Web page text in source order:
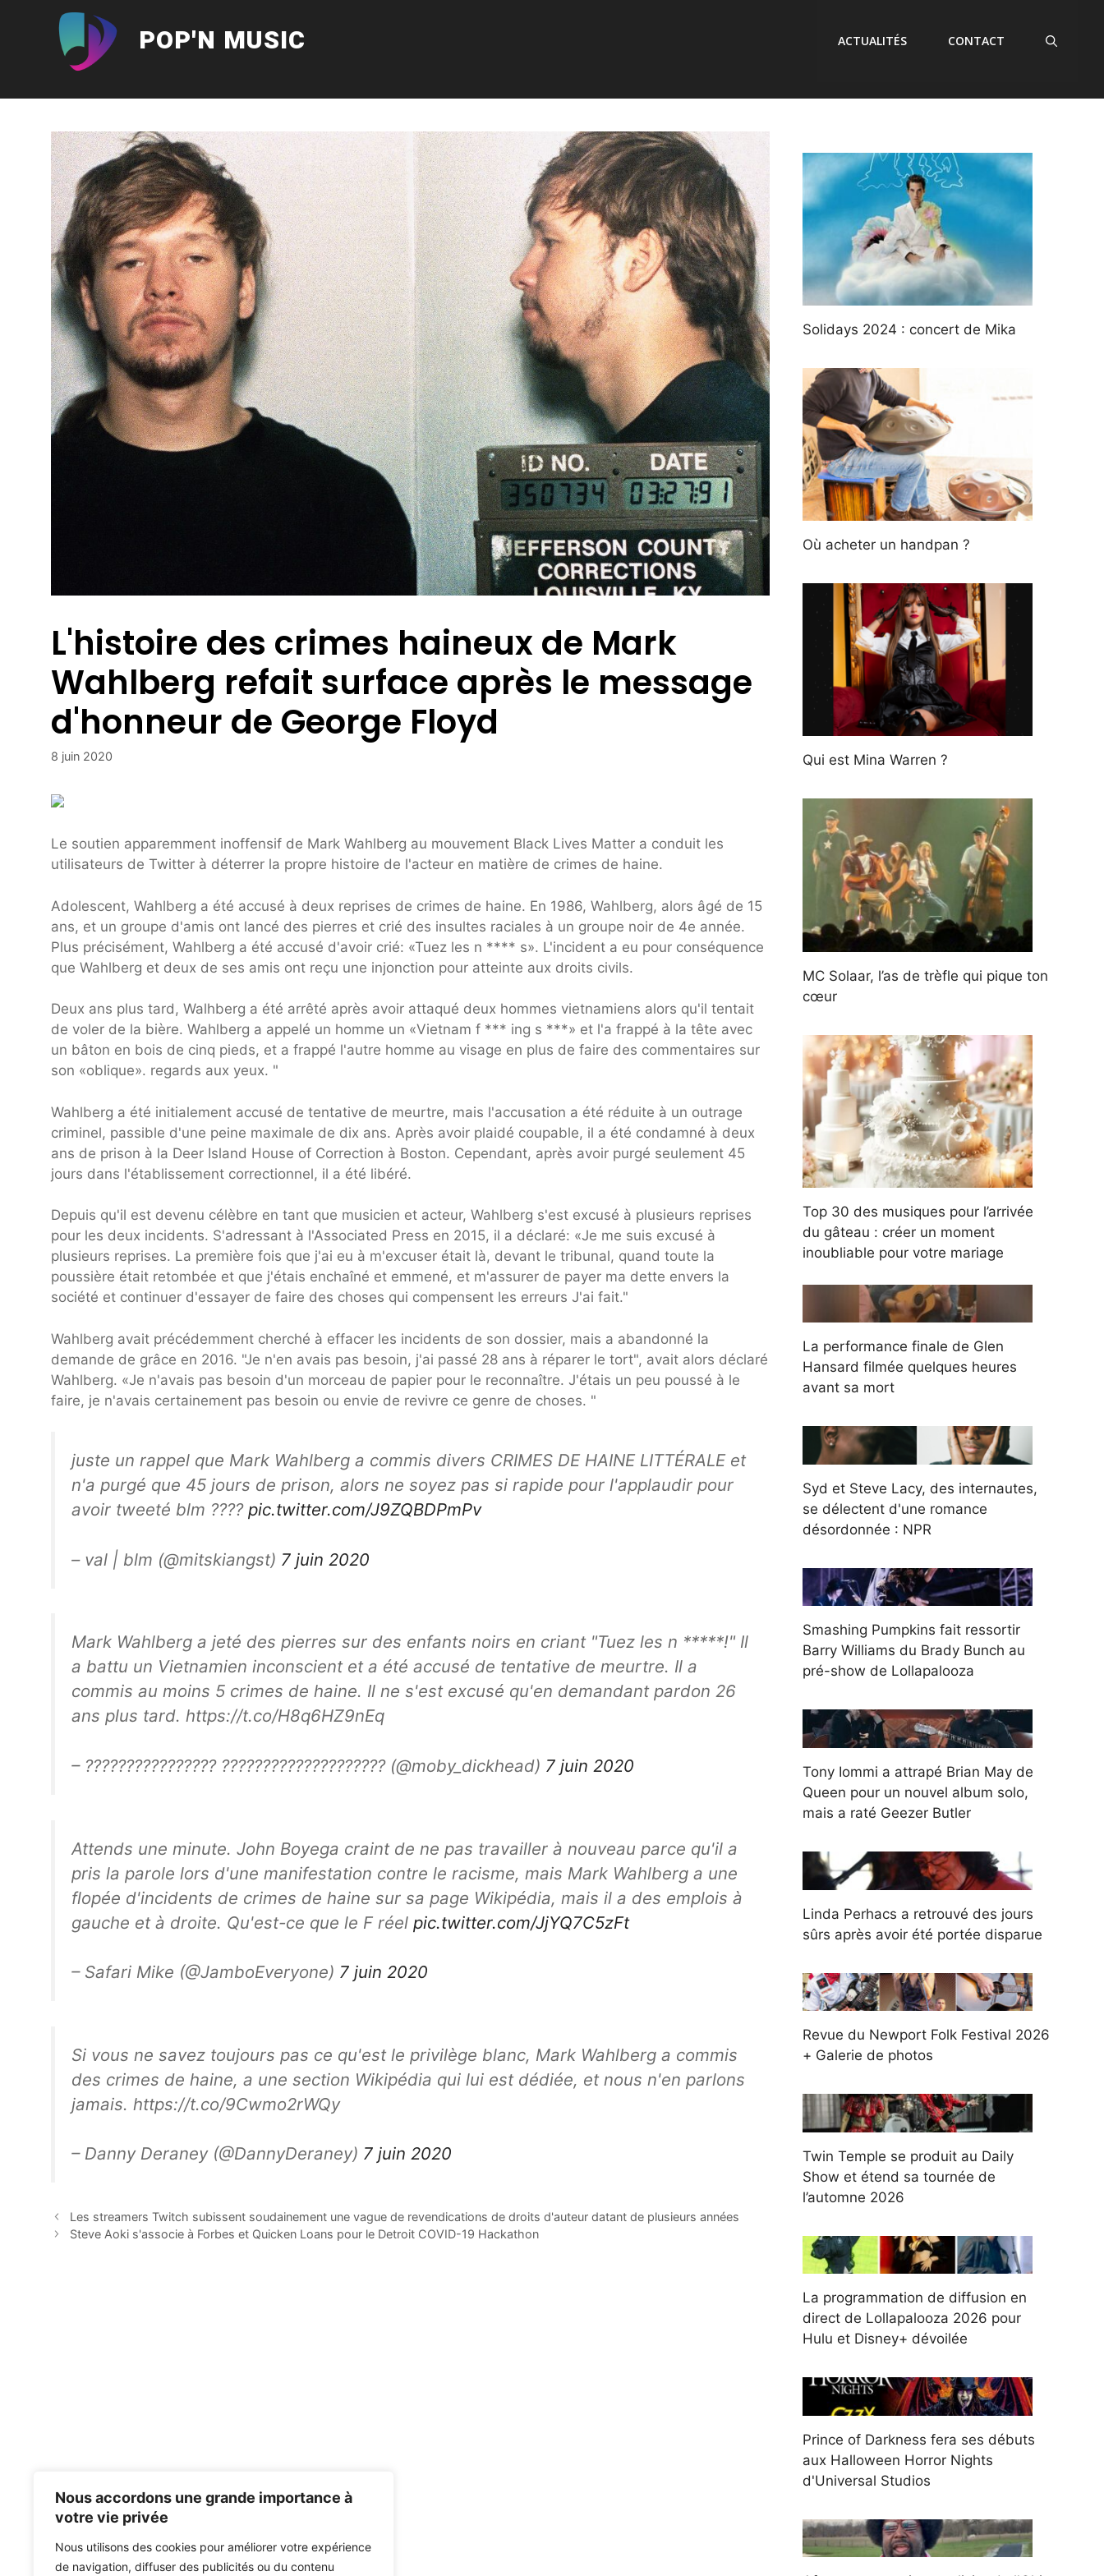
Nous accordons une grande importance à
votre vie privée
Nous utilisons des cookies pour améliorer votre expérience
de navigation, diffuser des publicités ou du contenu
POP'N MUSIC ACTUALITÉS CONTACT
L'histoire des crimes haineux de Mark
Wahlberg refait surface après le message
d'honneur de George Floyd
8 juin 2020
Le soutien apparemment inoffensif de Mark Wahlberg au mouvement Black Lives Matter a conduit les
utilisateurs de Twitter à déterrer la propre histoire de l'acteur en matière de crimes de haine.
Adolescent, Wahlberg a été accusé à deux reprises de crimes de haine. En 1986, Wahlberg, alors âgé de 15
ans, et un groupe d'amis ont lancé des pierres et crié des insultes raciales à un groupe noir de 4e année.
Plus précisément, Wahlberg a été accusé d'avoir crié: «Tuez les n **** s». L'incident a eu pour conséquence
que Wahlberg et deux de ses amis ont reçu une injonction pour atteinte aux droits civils.
Deux ans plus tard, Walhberg a été arrêté après avoir attaqué deux hommes vietnamiens alors qu'il tentait
de voler de la bière. Wahlberg a appelé un homme un «Vietnam f *** ing s ***» et l'a frappé à la tête avec
un bâton en bois de cinq pieds, et a frappé l'autre homme au visage en plus de faire des commentaires sur
son «oblique». regards aux yeux. "
Wahlberg a été initialement accusé de tentative de meurtre, mais l'accusation a été réduite à un outrage
criminel, passible d'une peine maximale de dix ans. Après avoir plaidé coupable, il a été condamné à deux
ans de prison à la Deer Island House of Correction à Boston. Cependant, après avoir purgé seulement 45
jours dans l'établissement correctionnel, il a été libéré.
Depuis qu'il est devenu célèbre en tant que musicien et acteur, Wahlberg s'est excusé à plusieurs reprises
pour les deux incidents. S'adressant à l'Associated Press en 2015, il a déclaré: «Je me suis excusé à
plusieurs reprises. La première fois que j'ai eu à m'excuser était là, devant le tribunal, quand toute la
poussière était retombée et que j'étais enchaîné et emmené, et m'assurer de payer ma dette envers la
société et continuer d'essayer de faire des choses qui compensent les erreurs J'ai fait."
Wahlberg avait précédemment cherché à effacer les incidents de son dossier, mais a abandonné la
demande de grâce en 2016. "Je n'en avais pas besoin, j'ai passé 28 ans à réparer le tort", avait alors déclaré
Wahlberg. «Je n'avais pas besoin d'un morceau de papier pour le reconnaître. J'étais un peu poussé à le
faire, je n'avais certainement pas besoin ou envie de revivre ce genre de choses. "
juste un rappel que Mark Wahlberg a commis divers CRIMES DE HAINE LITTÉRALE et
n'a purgé que 45 jours de prison, alors ne soyez pas si rapide pour l'applaudir pour
avoir tweeté blm ???? pic.twitter.com/J9ZQBDPmPv
– val | blm (@mitskiangst) 7 juin 2020
Mark Wahlberg a jeté des pierres sur des enfants noirs en criant "Tuez les n *****!" Il
a battu un Vietnamien inconscient et a été accusé de tentative de meurtre. Il a
commis au moins 5 crimes de haine. Il ne s'est excusé qu'en demandant pardon 26
ans plus tard. https://t.co/H8q6HZ9nEq
– ???????????????? ???????????????????? (@moby_dickhead) 7 juin 2020
Attends une minute. John Boyega craint de ne pas travailler à nouveau parce qu'il a
pris la parole lors d'une manifestation contre le racisme, mais Mark Wahlberg a une
flopée d'incidents de crimes de haine sur sa page Wikipédia, mais il a des emplois à
gauche et à droite. Qu'est-ce que le F réel pic.twitter.com/JjYQ7C5zFt
– Safari Mike (@JamboEveryone) 7 juin 2020
Si vous ne savez toujours pas ce qu'est le privilège blanc, Mark Wahlberg a commis
des crimes de haine, a une section Wikipédia qui lui est dédiée, et nous n'en parlons
jamais. https://t.co/9Cwmo2rWQy
– Danny Deraney (@DannyDeraney) 7 juin 2020
Les streamers Twitch subissent soudainement une vague de revendications de droits d'auteur datant de plusieurs années
Steve Aoki s'associe à Forbes et Quicken Loans pour le Detroit COVID-19 Hackathon
Solidays 2024 : concert de Mika
Où acheter un handpan ?
Qui est Mina Warren ?
MC Solaar, l’as de trèfle qui pique ton
cœur
Top 30 des musiques pour l’arrivée
du gâteau : créer un moment
inoubliable pour votre mariage
La performance finale de Glen
Hansard filmée quelques heures
avant sa mort
Syd et Steve Lacy, des internautes,
se délectent d'une romance
désordonnée : NPR
Smashing Pumpkins fait ressortir
Barry Williams du Brady Bunch au
pré-show de Lollapalooza
Tony Iommi a attrapé Brian May de
Queen pour un nouvel album solo,
mais a raté Geezer Butler
Linda Perhacs a retrouvé des jours
sûrs après avoir été portée disparue
Revue du Newport Folk Festival 2026
+ Galerie de photos
Twin Temple se produit au Daily
Show et étend sa tournée de
l’automne 2026
La programmation de diffusion en
direct de Lollapalooza 2026 pour
Hulu et Disney+ dévoilée
Prince of Darkness fera ses débuts
aux Halloween Horror Nights
d'Universal Studios